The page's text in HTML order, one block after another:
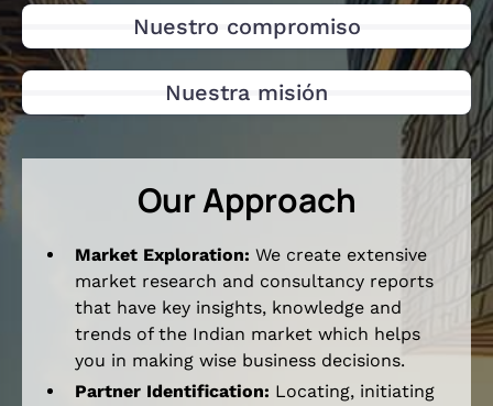
Nuestro compromiso
Nuestra misión
Our Approach
Market Exploration: We create extensive
market research and consultancy reports
that have key insights, knowledge and
trends of the Indian market which helps
you in making wise business decisions.
Partner Identification: Locating, initiating